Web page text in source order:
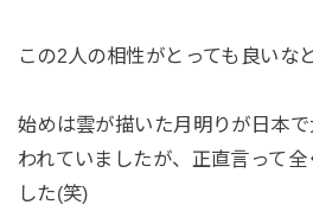
この2人の相性がとっても良いな
始めは雲が描いた月明りが日本
われていましたが、正直言って
した(笑)